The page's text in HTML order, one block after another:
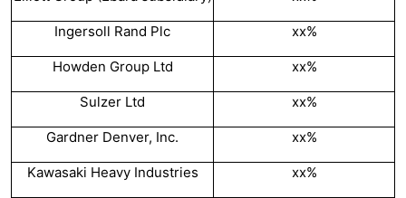
Ingersoll Rand Plc xx%
Howden Group Ltd xx%
Sulzer Ltd xx%
Gardner Denver, Inc. xx%
Kawasaki Heavy Industries xx%